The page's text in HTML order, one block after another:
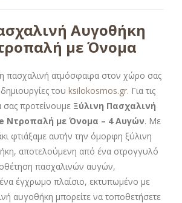
Αυγοθήκη
με Όνομα
πασχαλινή ατμόσφαιρα στον χώρο σας
του ksilokosmos.gr. Για τις
προτείνουμε Ξύλινη Πασχαλινή
Ντροπαλή με Όνομα – 4 Αυγών. Με
φτιάξαμε αυτήν την όμορφη ξύλινη
αποτελούμενη από ένα στρογγυλό
πασχαλινών αυγών,
έγχρωμο πλαίσιο, εκτυπωμένο με
αυγοθήκη μπορείτε να τοποθετήσετε